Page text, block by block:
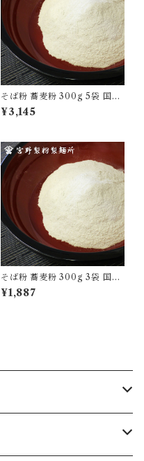
そば粉 蕎麦粉 300g 5袋 国産
100％ 自家製粉 無添加 食品
グルメ 粉物 [myn-sbk-05]
¥3,145
そば粉 蕎麦粉 300g 3袋 国産
100％ 自家製粉 無添加 食品
グルメ 粉物 [myn-sbk-03]
¥1,887